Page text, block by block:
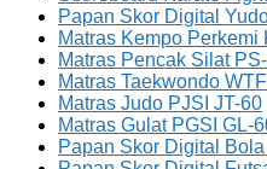
Papan Skor Digital
Matras Kempo Perkemi
Matras Pencak Silat
Matras Taekwondo
Matras Judo PJSI JT-60
Matras Gulat PGSI GL-
Papan Skor Digital